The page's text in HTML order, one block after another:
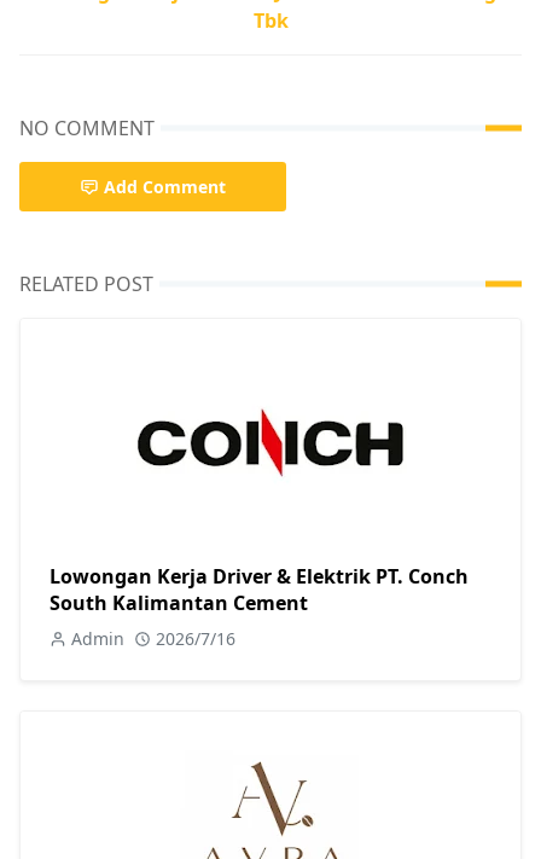
Tbk
NO COMMENT
Add Comment
RELATED POST
Lowongan Kerja Driver & Elektrik PT. Conch
South Kalimantan Cement
Admin 2026/7/16